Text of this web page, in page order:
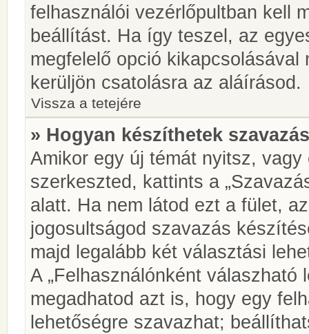
felhasználói vezérlőpultban kell
beállítást. Ha így teszel, az
megfelelő opció
kerüljön csatolásra az aláírásod.
Vissza a tetejére
» Hogyan készíthetek
Amikor egy új témát nyitsz,
szerkeszted, kattints a
alatt. Ha nem látod ezt a fület,
jogosultságod szavazás
majd legalább két választási
A „Felhasználónként válaszható
megadhatod azt is, hogy egy
lehetőségre szavazhat;